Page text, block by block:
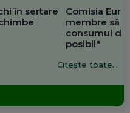
în sertare
Comisia
membre să
consumul de
posibil"
Citește toate...